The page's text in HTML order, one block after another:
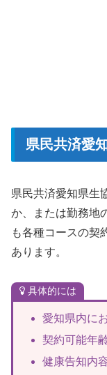
県民共済愛
県民共済愛知県生
か、または勤務地
も各種コースの契
あります。
具体的には
愛知県内に
契約可能年
健康告知内